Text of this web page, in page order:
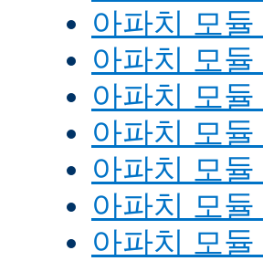
아파치 모
아파치 모
아파치 모
아파치 모
아파치 모
아파치 모
아파치 모